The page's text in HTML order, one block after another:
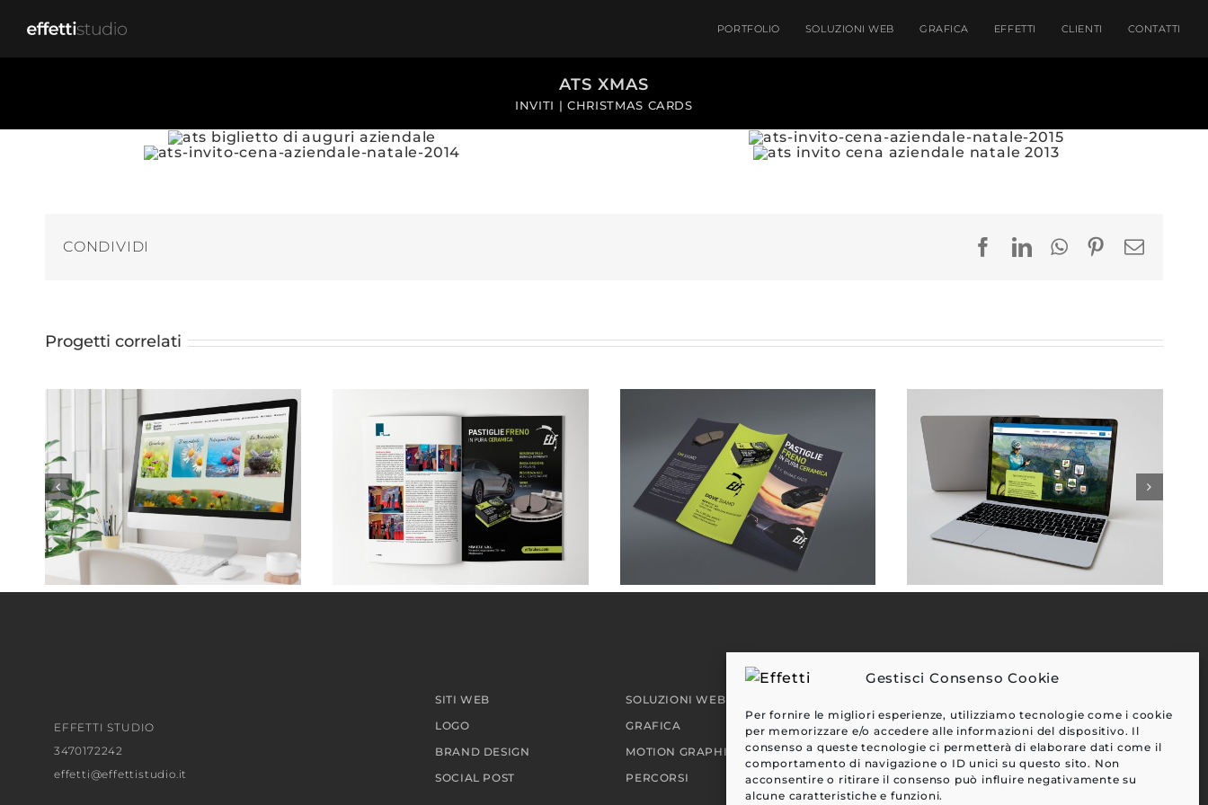
Gestisci Consenso Cookie
Per fornire le migliori esperienze, utilizziamo tecnologie come i cookie
per memorizzare e/o accedere alle informazioni del dispositivo. Il
consenso a queste tecnologie ci permetterà di elaborare dati come il
comportamento di navigazione o ID unici su questo sito. Non
acconsentire o ritirare il consenso può influire negativamente su
alcune caratteristiche e funzioni.
PORTFOLIO SOLUZIONI WEB GRAFICA EFFETTI CLIENTI CONTATTI
ATS XMAS
INVITI | CHRISTMAS CARDS
CONDIVIDI Facebook
LinkedInWhatsApp
Pinterest
Progetti correlati
EFFETTI STUDIO
3470172242
effetti@effettistudio.it
SITI WEB
LOGO
BRAND DESIGN
SOCIAL POST
SOLUZIONI WEB
GRAFICA
MOTION GRAPHIC
PERCORSI
CLIENTI
BLOG
CONTATTI